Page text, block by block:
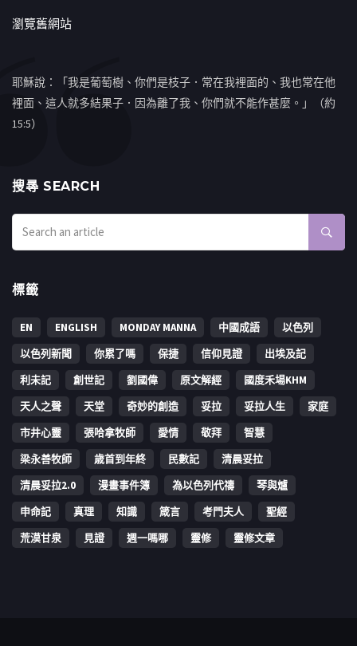
瀏覽舊網站
耶穌說：「我是葡萄樹、你們是枝子．常在我裡面的、我也常在他
裡面、這人就多結果子．因為離了我、你們就不能作甚麼。」（約
15:5）
搜㝷 SEARCH
標籤
EN ENGLISH MONDAY MANNA 中國成語
以色列
以色列新聞
你累了嗎 保捷 信仰見證
出埃及記
利未記
創世記 劉國偉 原文解經
國度禾場KHM
天人之聲
天堂 奇妙的創造 妥拉 妥拉人生
家庭
市井心靈
張哈拿牧師 愛情 敬拜
智慧
梁永善牧師
歳首到年終 民數記
清晨妥拉
清晨妥拉2.0
漫畫事件簿 為以色列代禱
琴與爐
申命記
真理 知識 箴言 考門夫人
聖經
荒漠甘泉
見證 週一嗎哪 靈修 靈修文章